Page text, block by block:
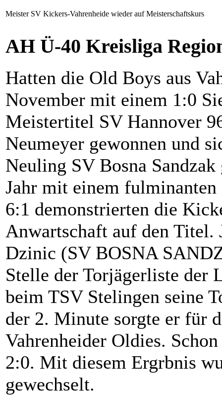
Meister SV Kickers-Vahrenheide wieder auf Meisterschaftskurs
AH Ü-40 Kreisliga
Hatten die Old Boys aus
November mit einem 1:0
Meistertitel SV Hannover
Neumeyer gewonnen und
Neuling SV Bosna Sandzak
Jahr mit einem
6:1 demonstrierten die
Anwartschaft auf den Titel.
Dzinic (SV BOSNA
Stelle der Torjägerliste der
beim TSV Stelingen seine
der 2. Minute sorgte er für
Vahrenheider Oldies.
2:0. Mit diesem Ergrbnis
gewechselt.